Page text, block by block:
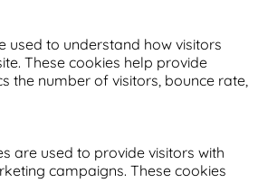
used to understand how visitors
These cookies help provide
the number of visitors, bounce rate,
are used to provide visitors with
campaigns. These cookies